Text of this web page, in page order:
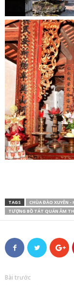
TAGS CHÙA ĐÀO XUYÊN -
TƯỢNG BỒ TÁT QUÁN ÂM
Bài trước